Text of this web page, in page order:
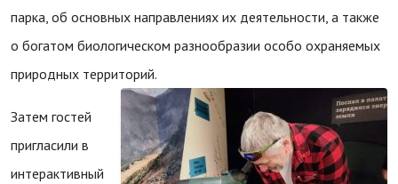
парка, об основных направлениях их деятельности, а также
о богатом биологическом разнообразии особо охраняемых
природных территорий.
Затем гостей
пригласили в
интерактивный